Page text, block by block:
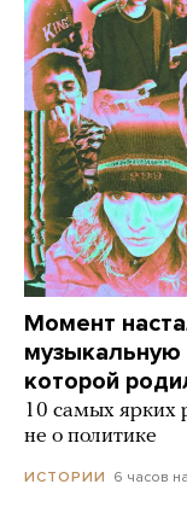
Момент
музыкальную
которой
10 самых ярких
не о политике
ИСТОРИИ 6 часов